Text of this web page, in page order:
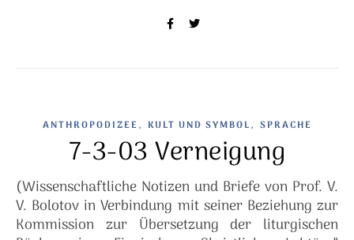
ANTHROPODIZEE , KULT UND SYMBOL, SPRACHE
7-3-03 Verneigung
(Wissenschaftliche Notizen und Briefe von Prof. V.
V. Bolotov in Verbindung mit seiner Beziehung zur
Kommission zur Übersetzung der liturgischen